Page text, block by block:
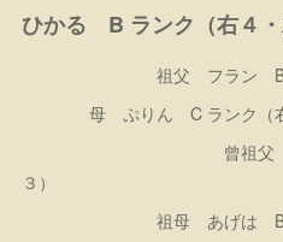
ひかる B ランク（右４・
祖父 フラン B ランク
母 ぷりん C ランク（右
曾祖父 ビクト A
３）
祖母 あげは B ランク